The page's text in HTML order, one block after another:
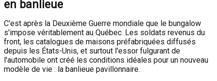
en banlieue
C'est après la Deuxième Guerre mondiale que le bungalow
s'impose véritablement au Québec. Les soldats revenus du
front, les catalogues de maisons préfabriquées diffusés
depuis les États-Unis, et surtout l'essor fulgurant de
l'automobile ont créé les conditions idéales pour un nouveau
modèle de vie : la banlieue pavillonnaire.